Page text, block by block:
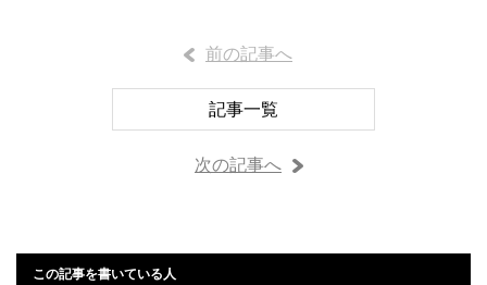
前の記事へ
記事一覧
次の記事へ
この記事を書いている人